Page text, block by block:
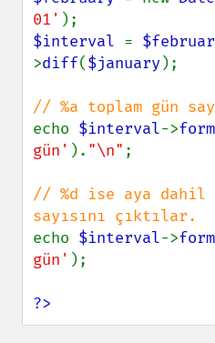
01'
$interval =
>diff($january);
echo $interval->
gün' ). "\n" ;
// %d ise aya dahil
echo $interval->
gün' );
?>